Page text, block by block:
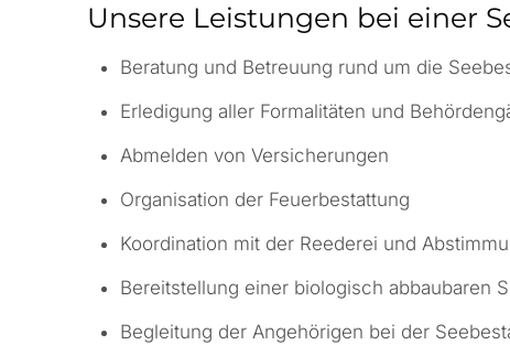
Unsere Leistungen bei einer
Beratung und Betreuung rund um die
Erledigung aller Formalitäten und
Abmelden von Versicherungen
Organisation der Feuerbestattung
Koordination mit der Reederei und
Bereitstellung einer biologisch abbaubaren
Begleitung der Angehörigen bei der